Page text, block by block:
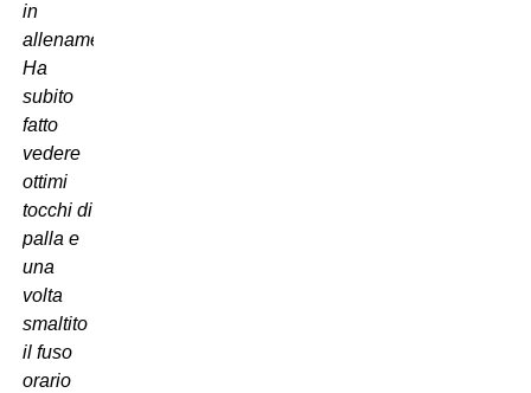
in
allenamento.
Ha
subito
fatto
vedere
ottimi
tocchi di
palla e
una
volta
smaltito
il fuso
orario